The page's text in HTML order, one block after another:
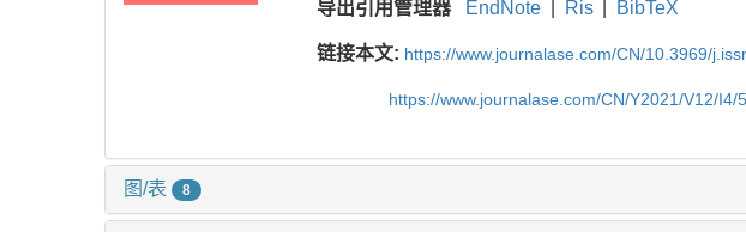
导出引用管理器 EndNote Ris BibTeX
链接本文: https://www.journalase.com/CN/10.3969/
https://www.journalase.com/CN/Y2021/V12/I4/
图/表 8